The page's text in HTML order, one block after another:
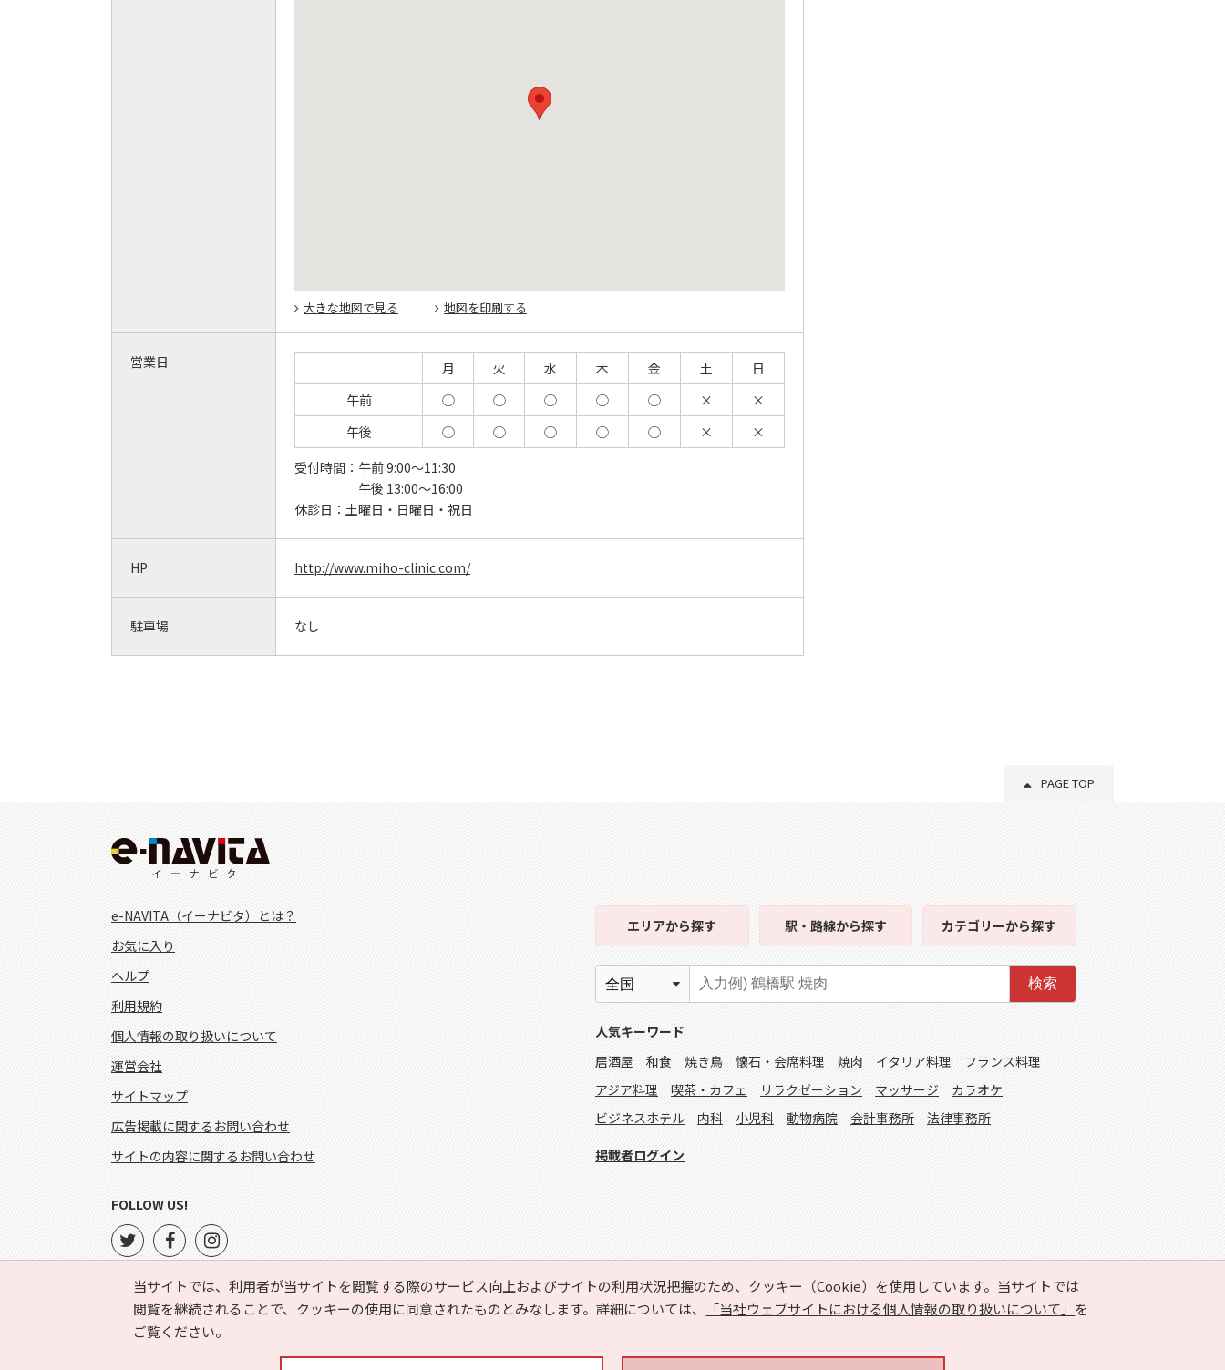
大きな地図で見る 地図を印刷する
営業日 月 火 水 木 金 土
日
午前
◯ ◯ ◯ ◯ ◯ ×
×
午後
◯ ◯ ◯ ◯ ◯ ×
×
受付時間： 午前 9:00～11:30
午後 13:00～16:00
休診日： 土曜日・日曜日・祝日
HP http://www.miho-clinic.com/
駐車場 なし
PAGE TOP
当サイトでは、利用者が当サイトを閲覧する際のサービス向上およびサイトの利用状況把握のため、クッキー（Cookie）を使用しています。当サイトでは
閲覧を継続されることで、クッキーの使用に同意されたものとみなします。詳細については、
「当社ウェブサイトにおける個人情報の取り扱いについて」 を
ご覧ください。
e-NAVITA（イーナビタ）とは？
お気に入り
ヘルプ
利用規約
個人情報の取り扱いについて
運営会社
サイトマップ
広告掲載に関するお問い合わせ
サイトの内容に関するお問い合わせ
エリアから探す 駅・路線から探す カテゴリーから探す
検索
人気キーワード
居酒屋
和食 焼き鳥 懐石・会席料理 焼肉 イタリア料理
フランス料理
アジア料理
喫茶・カフェ リラクゼーション マッサージ
カラオケ
ビジネスホテル
内科 小児科 動物病院 会計事務所 法律事務所
掲載者ログイン
FOLLOW US!
Copyright © HYOJITO.Co.,Ltd. All Rights Reserved.